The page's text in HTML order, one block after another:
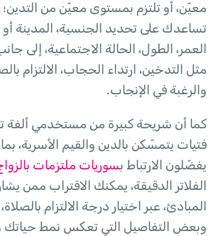
معيّن، أو تلتزم بمستوى معيّن من
تساعدك على تحديد الجنسية، المدينة أو
العمر، الطول، الحالة الاجتماعية، إلى
مثل التدخين، ارتداء الحجاب، الالتزام
والرغبة في الإنجاب.
كما أن شريحة كبيرة من مستخدمي ألفة
فتيات يتمسّكن بالدين والقيم الأسرية،
يفضّلون الارتباط بسوريات ملتزمات
الفلاتر الدقيقة، يمكنك الاقتراب ممن
المبادئ، عبر اختيار درجة الالتزام
وبعض التفاصيل التي تعكس نمط حياتك